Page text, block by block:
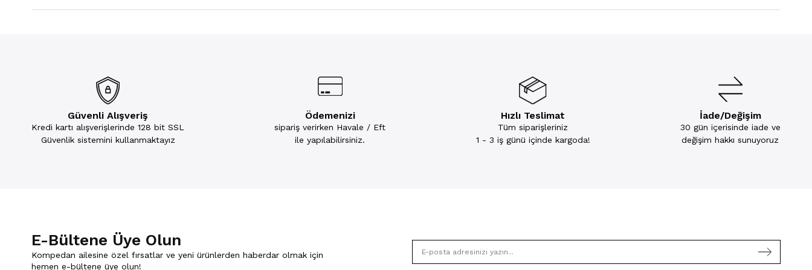
Güvenli Alışveriş
Kredi kartı alışverişlerinde 128 bit SSL
Güvenlik sistemini kullanmaktayız
Ödemenizi
sipariş verirken Havale / Eft
ile yapılabilirsiniz.
Hızlı Teslimat
Tüm siparişleriniz
1 - 3 iş günü içinde kargoda!
İade/Değişim
30 gün içerisinde iade ve
değişim hakkı sunuyoruz
E-Bültene Üye Olun
Kompedan ailesine özel fırsatlar ve yeni ürünlerden haberdar olmak için
hemen e-bültene üye olun!